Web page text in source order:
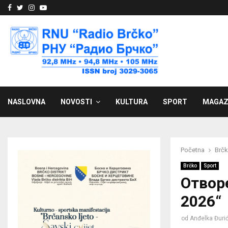
Facebook
Twitter
Instagram
Youtube
NASLOVNA NOVOSTI KULTURA SPORT
Početna
Brčko Sport
2026“
od Anđelka Đurić